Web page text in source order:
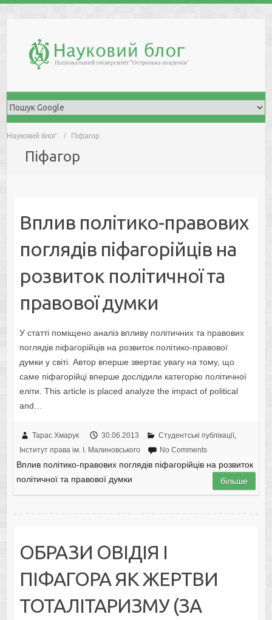
Науковий блоґ Піфагор
Піфагор
Вплив політико-правових
поглядів піфагорійців на
розвиток політичної та
правової думки
У статті поміщено аналіз впливу політичних та правових
поглядів піфагорійців на розвиток політико-правової
думки у світі. Автор вперше звертає увагу на тому, що
саме піфагорійці вперше дослідили категорію політичної
еліти. This article is placed analyze the impact of political
and…
Тарас Хмарук 30.06.2013 Студентські публікації,
Інститут права ім. І. Малиновського
No Comments
Вплив політико-правових поглядів піфагорійців на розвиток
політичної та правової думки
більше
ОБРАЗИ ОВІДІЯ І
ПІФАГОРА ЯК ЖЕРТВИ
ТОТАЛІТАРИЗМУ (ЗА